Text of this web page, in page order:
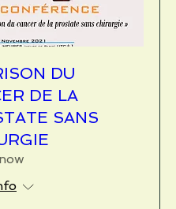
DU
DE LA
SANS